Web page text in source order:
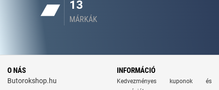
13
MÁRKÁK
O NÁS
Butorokshop.hu
INFORMÁCIÓ
Kedvezményes kuponok és